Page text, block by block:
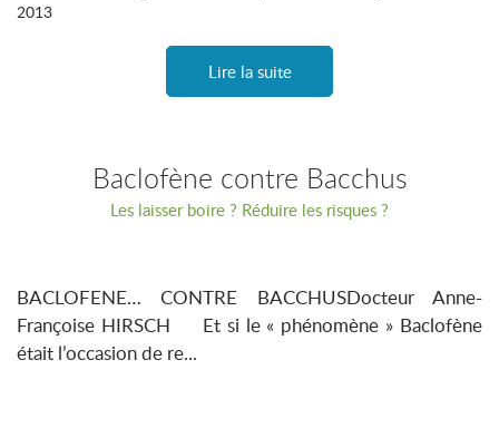
2013
Lire la suite
Baclofène contre Bacchus
Les laisser boire ? Réduire les risques ?
BACLOFENE… CONTRE BACCHUSDocteur Anne-
Françoise HIRSCH Et si le « phénomène » Baclofène
était l’occasion de re...